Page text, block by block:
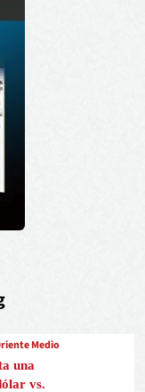
Medio
una
vs.